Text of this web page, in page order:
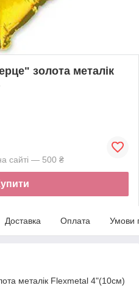
золота металік
сайті — 500 ₴
Доставка Оплата Умови
металік Flexmetal 4"(10см)